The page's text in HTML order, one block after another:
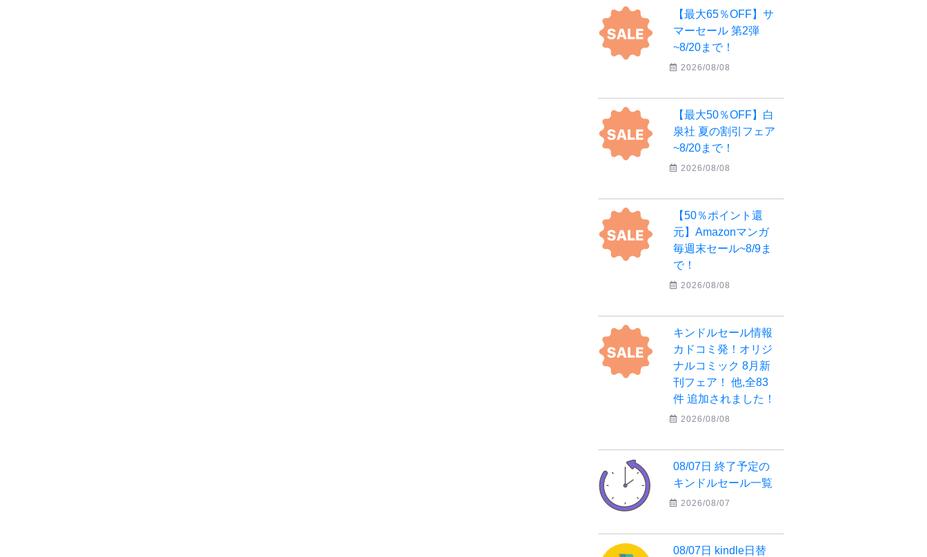
【最大65％OFF】サ
マーセール 第2弾
~8/20まで！
2026/08/08
【最大50％OFF】白
泉社 夏の割引フェア
~8/20まで！
2026/08/08
【50％ポイント還
元】Amazonマンガ
毎週末セール~8/9ま
で！
2026/08/08
キンドルセール情報
カドコミ発！オリジ
ナルコミック 8月新
刊フェア！ 他,全83
件 追加されました！
2026/08/08
08/07日 終了予定の
キンドルセール一覧
2026/08/07
08/07日 kindle日替